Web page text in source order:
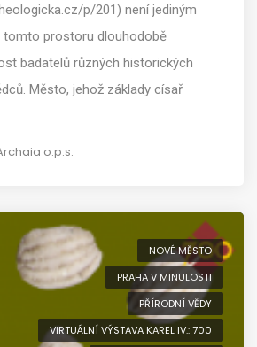
p/201) není jediným
tomto prostoru dlouhodobě
badatelů různých historických
Město, jehož základy císař
o.p.s.
NOVÉ MĚSTO
PRAHA V MINULOSTI
PŘÍRODNÍ VĚDY
VIRTUÁLNÍ VÝSTAVA KAREL IV.: 700